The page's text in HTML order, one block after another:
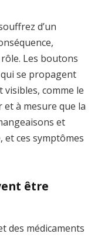
d’un
Les boutons
se propagent
visibles, comme le
à mesure que la
et
ces symptômes
être
des médicaments